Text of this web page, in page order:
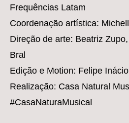
Frequências Latam
Coordenação artística:
Direção de arte: Beatriz
Bral
Edição e Motion: Felipe Inácio
Realização: Casa Natural
#CasaNaturaMusical​